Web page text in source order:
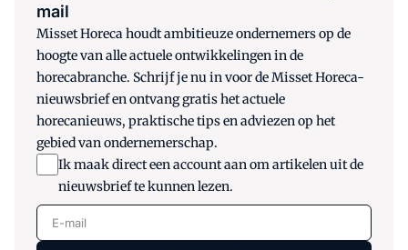
mail
Misset Horeca houdt ambitieuze ondernemers op de
hoogte van alle actuele ontwikkelingen in de
horecabranche. Schrijf je nu in voor de Misset Horeca-
nieuwsbrief en ontvang gratis het actuele
horecanieuws, praktische tips en adviezen op het
gebied van ondernemerschap.
Ik maak direct een account aan om artikelen uit de
nieuwsbrief te kunnen lezen.
E-mail